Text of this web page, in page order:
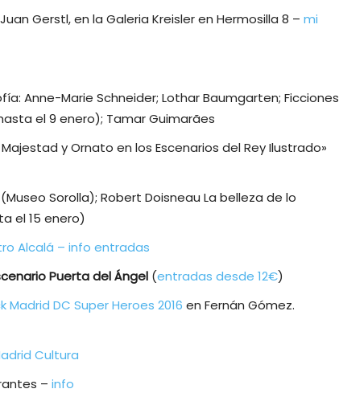
Gerstl, en la Galeria Kreisler en Hermosilla 8 – mi
Anne-Marie Schneider; Lothar Baumgarten; Ficciones
el 9 enero); Tamar Guimarães
y Ornato en los Escenarios del Rey Ilustrado»
Sorolla); Robert Doisneau La belleza de lo
el 15 enero)
Alcalá – info entradas
Puerta del Ángel (entradas desde 12€)
Madrid DC Super Heroes 2016 en Fernán Gómez.
Cultura
– info